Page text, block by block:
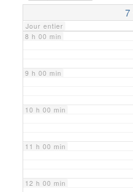
7
Jour entier
8 h 00 min
9 h 00 min
10 h 00 min
11 h 00 min
12 h 00 min